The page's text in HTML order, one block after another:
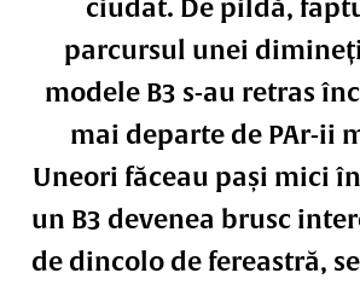
ciudat. De pildă,
parcursul unei
modele B3 s-au retras
mai departe de PAr-ii
Uneori făceau pași mici
un B3 devenea brusc
de dincolo de fereastră,